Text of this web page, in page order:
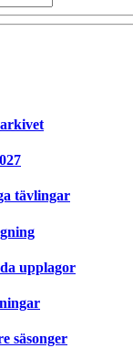
tävlingar
upplagor
säsonger